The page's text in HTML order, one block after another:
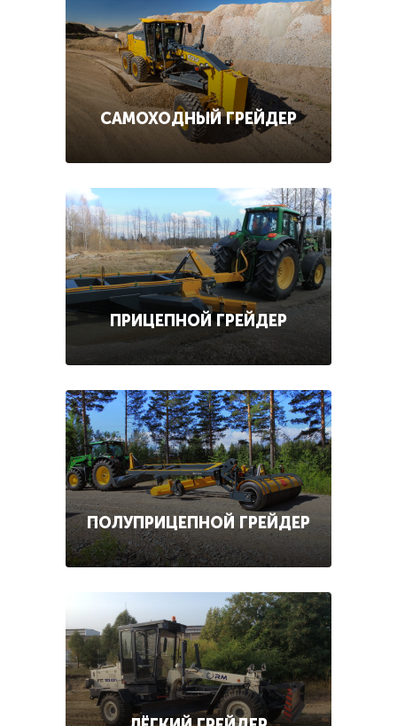
САМОХОДНЫЙ ГРЕЙДЕР
ПРИЦЕПНОЙ ГРЕЙДЕР
ПОЛУПРИЦЕПНОЙ ГРЕЙДЕР